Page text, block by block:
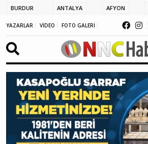
BURDUR ANTALYA AFYON
YAZARLAR VİDEO FOTO GALERİ